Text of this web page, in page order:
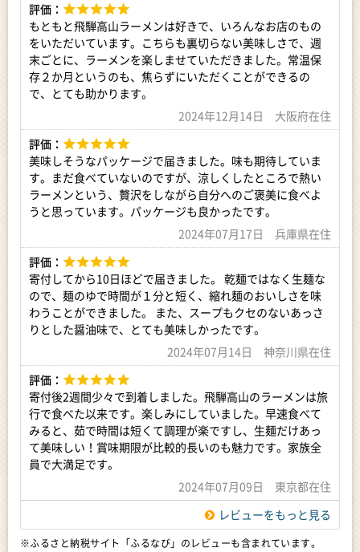
評価：
もともと飛騨高山ラーメンは好きで、いろんなお店のもの
をいただいています。こちらも裏切らない美味しさで、週
末ごとに、ラーメンを楽しませていただきました。常温保
存２か月というのも、焦らずにいただくことができるの
で、とても助かります。
2024年12月14日 大阪府在住
評価：
美味しそうなパッケージで届きました。味も期待していま
す。まだ食べていないのですが、涼しくしたところで熱い
ラーメンという、贅沢をしながら自分へのご褒美に食べよ
うと思っています。パッケージも良かったです。
2024年07月17日 兵庫県在住
評価：
寄付してから10日ほどで届きました。 乾麺ではなく生麺な
ので、麺のゆで時間が１分と短く、縮れ麺のおいしさを味
わうことができました。 また、スープもクセのないあっさ
りとした醤油味で、とても美味しかったです。
2024年07月14日 神奈川県在住
評価：
寄付後2週間少々で到着しました。飛騨高山のラーメンは旅
行で食べた以来です。楽しみにしていました。早速食べて
みると、茹で時間は短くて調理が楽ですし、生麺だけあっ
て美味しい！賞味期限が比較的長いのも魅力です。家族全
員で大満足です。
2024年07月09日 東京都在住
レビューをもっと見る
※ふるさと納税サイト「ふるなび」のレビューも含まれています。